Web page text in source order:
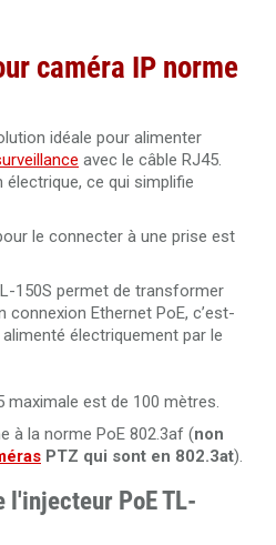
caméra IP norme
idéale pour alimenter
avec le câble RJ45.
ce qui simplifie
le connecter à une prise est
150S permet de transformer
connexion Ethernet PoE, c’est-
électriquement par le
maximale est de 100 mètres.
à la norme PoE 802.3af (non
PTZ qui sont en 802.3at).
l'injecteur PoE TL-